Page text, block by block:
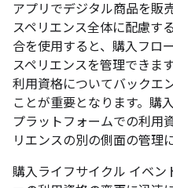
アプリでデジタル商品を販
スペリエンス全体に配慮す
合を使用すると、購入フロ
スペリエンスを管理できま
利用資格についてバックエ
ことが重要となります。購
プラットフォームでの利用
リエンスの別の側面の管理
購入ライフサイクル イベン